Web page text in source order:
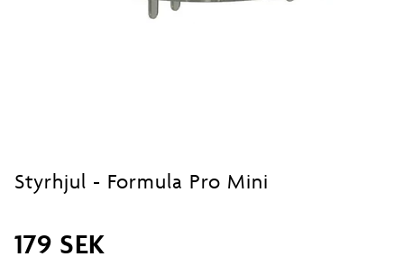
Styrhjul - Formula Pro Mini
179 SEK